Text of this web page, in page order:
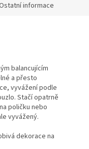
informace
balancujícím
a přesto
vyvážení podle
Stačí opatrně
poličku nebo
vyvážený.
dekorace na